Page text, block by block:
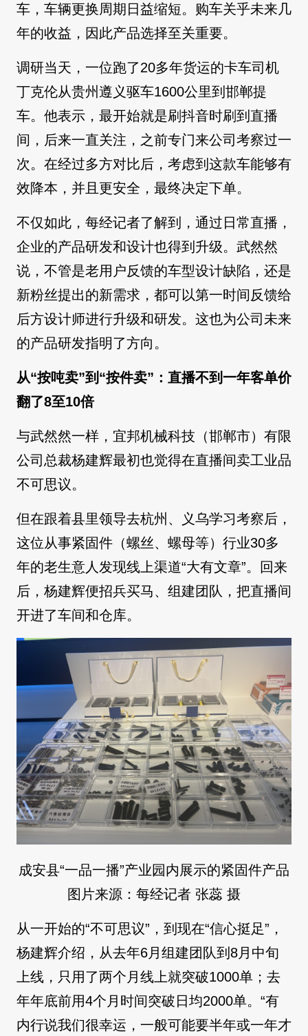
车，车辆更换周期日益缩短。购车关乎未来几
年的收益，因此产品选择至关重要。
调研当天，一位跑了20多年货运的卡车司机
丁克伦从贵州遵义驱车1600公里到邯郸提
车。他表示，最开始就是刷抖音时刷到直播
间，后来一直关注，之前专门来公司考察过一
次。在经过多方对比后，考虑到这款车能够有
效降本，并且更安全，最终决定下单。
不仅如此，每经记者了解到，通过日常直播，
企业的产品研发和设计也得到升级。武然然
说，不管是老用户反馈的车型设计缺陷，还是
新粉丝提出的新需求，都可以第一时间反馈给
后方设计师进行升级和研发。这也为公司未来
的产品研发指明了方向。
从“按吨卖”到“按件卖”：直播不到一年客单价
翻了8至10倍
与武然然一样，宜邦机械科技（邯郸市）有限
公司总裁杨建辉最初也觉得在直播间卖工业品
不可思议。
但在跟着县里领导去杭州、义乌学习考察后，
这位从事紧固件（螺丝、螺母等）行业30多
年的老生意人发现线上渠道“大有文章”。回来
后，杨建辉便招兵买马、组建团队，把直播间
开进了车间和仓库。
成安县“一品一播”产业园内展示的紧固件产品
图片来源：每经记者 张蕊 摄
从一开始的“不可思议”，到现在“信心挺足”，
杨建辉介绍，从去年6月组建团队到8月中旬
上线，只用了两个月线上就突破1000单；去
年年底前用4个月时间突破日均2000单。“有
内行说我们很幸运，一般可能要半年或一年才